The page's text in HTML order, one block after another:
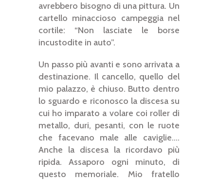
avrebbero bisogno di una pittura. Un
cartello minaccioso campeggia nel
cortile: “Non lasciate le borse
incustodite in auto”.
Un passo più avanti e sono arrivata a
destinazione. Il cancello, quello del
mio palazzo, è chiuso. Butto dentro
lo sguardo e riconosco la discesa su
cui ho imparato a volare coi roller di
metallo, duri, pesanti, con le ruote
che facevano male alle caviglie.…
Anche la discesa la ricordavo più
ripida. Assaporo ogni minuto, di
questo memoriale. Mio fratello